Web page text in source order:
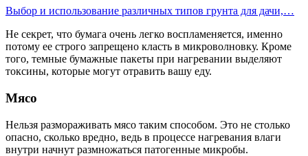
Выбор и использование различных типов грунта для дачи,…
Не секрет, что бумага очень легко воспламеняется, именно
потому ее строго запрещено класть в микроволновку. Кроме
того, темные бумажные пакеты при нагревании выделяют
токсины, которые могут отравить вашу еду.
Мясо
Нельзя размораживать мясо таким способом. Это не столько
опасно, сколько вредно, ведь в процессе нагревания влаги
внутри начнут размножаться патогенные микробы.